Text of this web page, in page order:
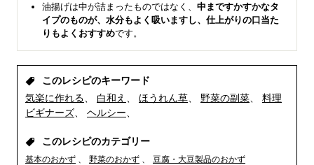
油揚げは中が詰まったものではなく、 中まですかすかなタ
イプのものが、水分もよく吸いますし、仕上がりの口当た
りもよくおすすめです。
このレシピのキーワード
気楽に作れる
白和え ほうれん草 野菜の副菜
料理
ビギナーズ
ヘルシー
このレシピのカテゴリー
基本のおかず 野菜のおかず 豆腐・大豆製品のおかず